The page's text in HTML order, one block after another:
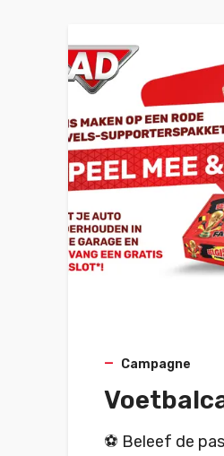
Campagne
⚽ Beleef de